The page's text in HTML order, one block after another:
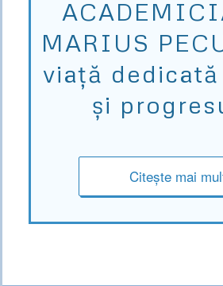
MARIUS
viață
și
Citește mai